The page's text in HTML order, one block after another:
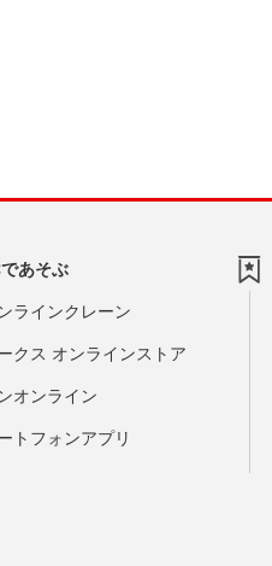
あそぶ
ラインクレーン
クス オンラインストア
オンライン
トフォンアプリ